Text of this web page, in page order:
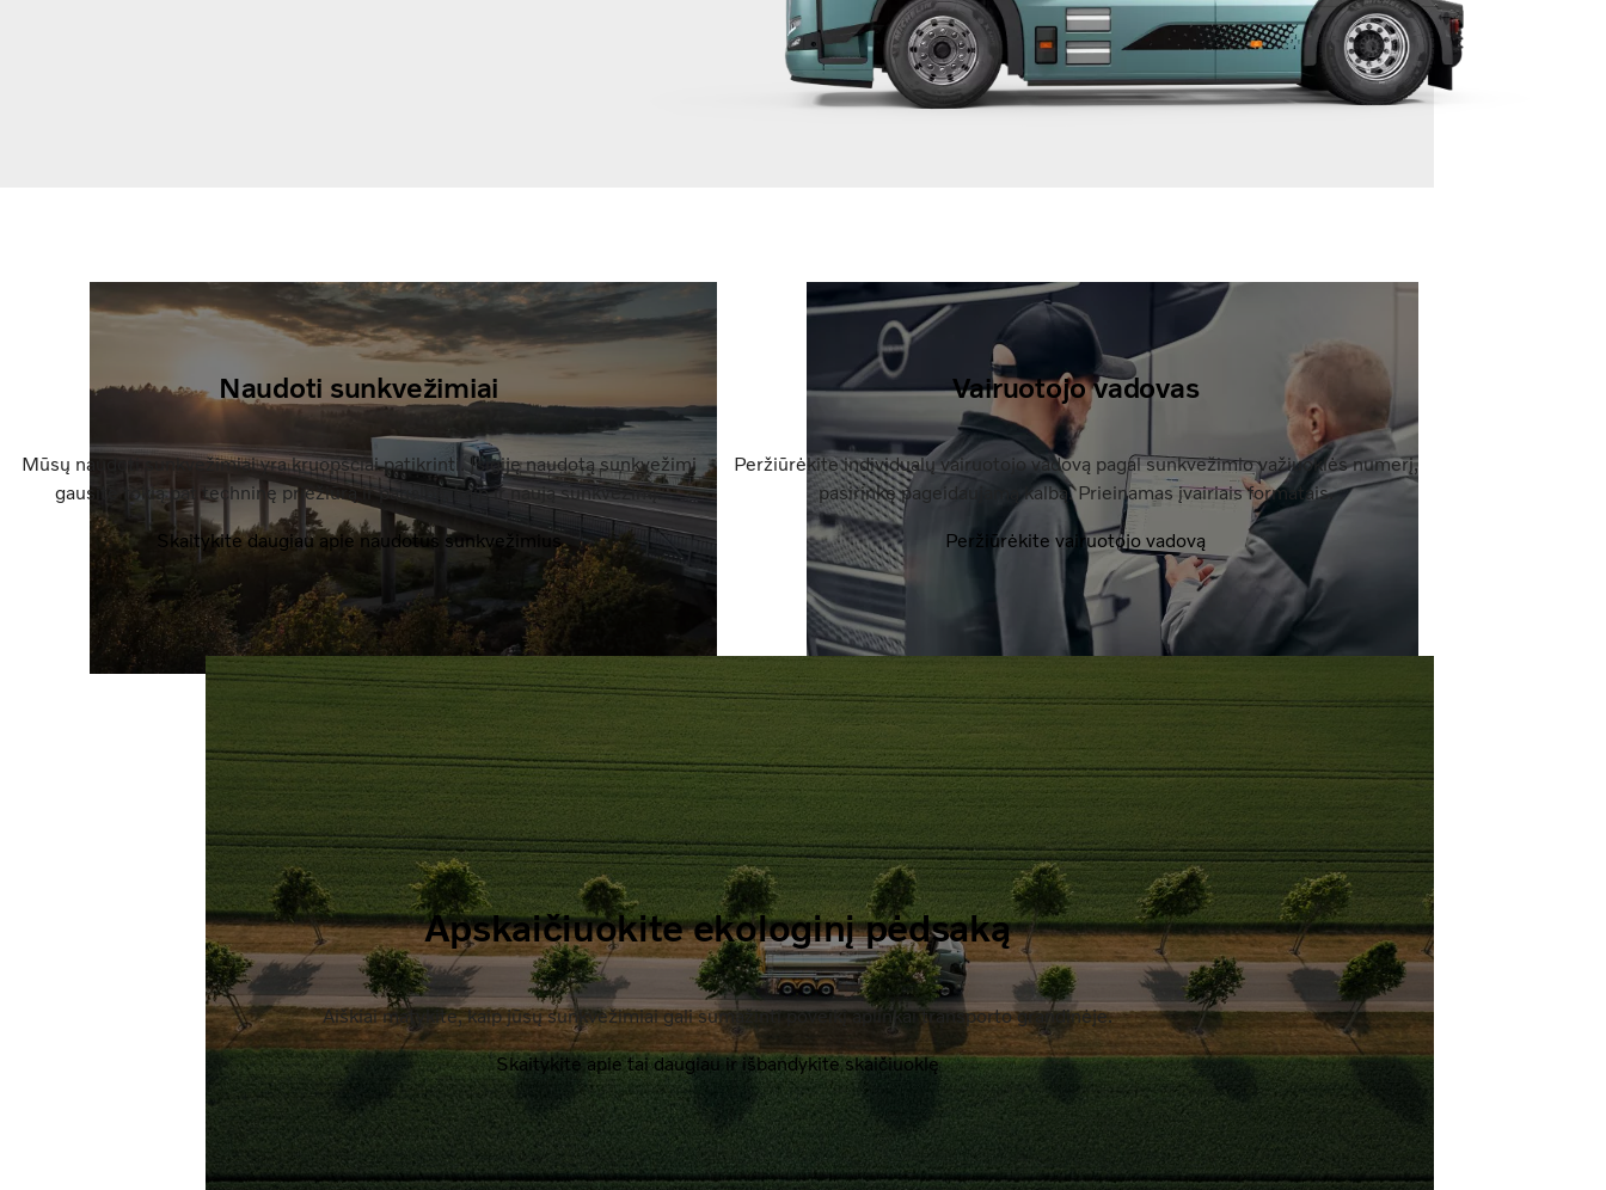
Naudoti sunkvežimiai
Mūsų naudoti sunkvežimiai yra kruopščiai patikrinti. Įsigiję naudotą sunkvežimį
gausite tokią pat techninę priežiūrą ir pagalbą, kaip ir naują sunkvežimį.
Skaitykite daugiau apie naudotus sunkvežimius
Vairuotojo vadovas
Peržiūrėkite individualų vairuotojo vadovą pagal sunkvežimio važiuoklės numerį,
pasirinkę pageidaujamą kalbą. Prieinamas įvairiais formatais.
Peržiūrėkite vairuotojo vadovą
Apskaičiuokite ekologinį pėdsaką
Aiškiai matykite, kaip jūsų sunkvežimiai gali sumažinti poveikį aplinkai transporto grandinėje.
Skaitykite apie tai daugiau ir išbandykite skaičiuoklę